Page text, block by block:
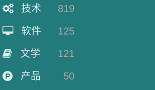
技术 819
软件 125
文学 121
产品 50